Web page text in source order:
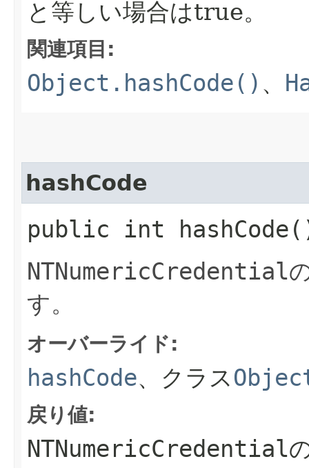
と等しい場合はtrue。
関連項目:
Object.hashCode() 、
hashCode
public int
NTNumericCredential
す。
オーバーライド:
hashCode、クラス
戻り値:
NTNumericCredential